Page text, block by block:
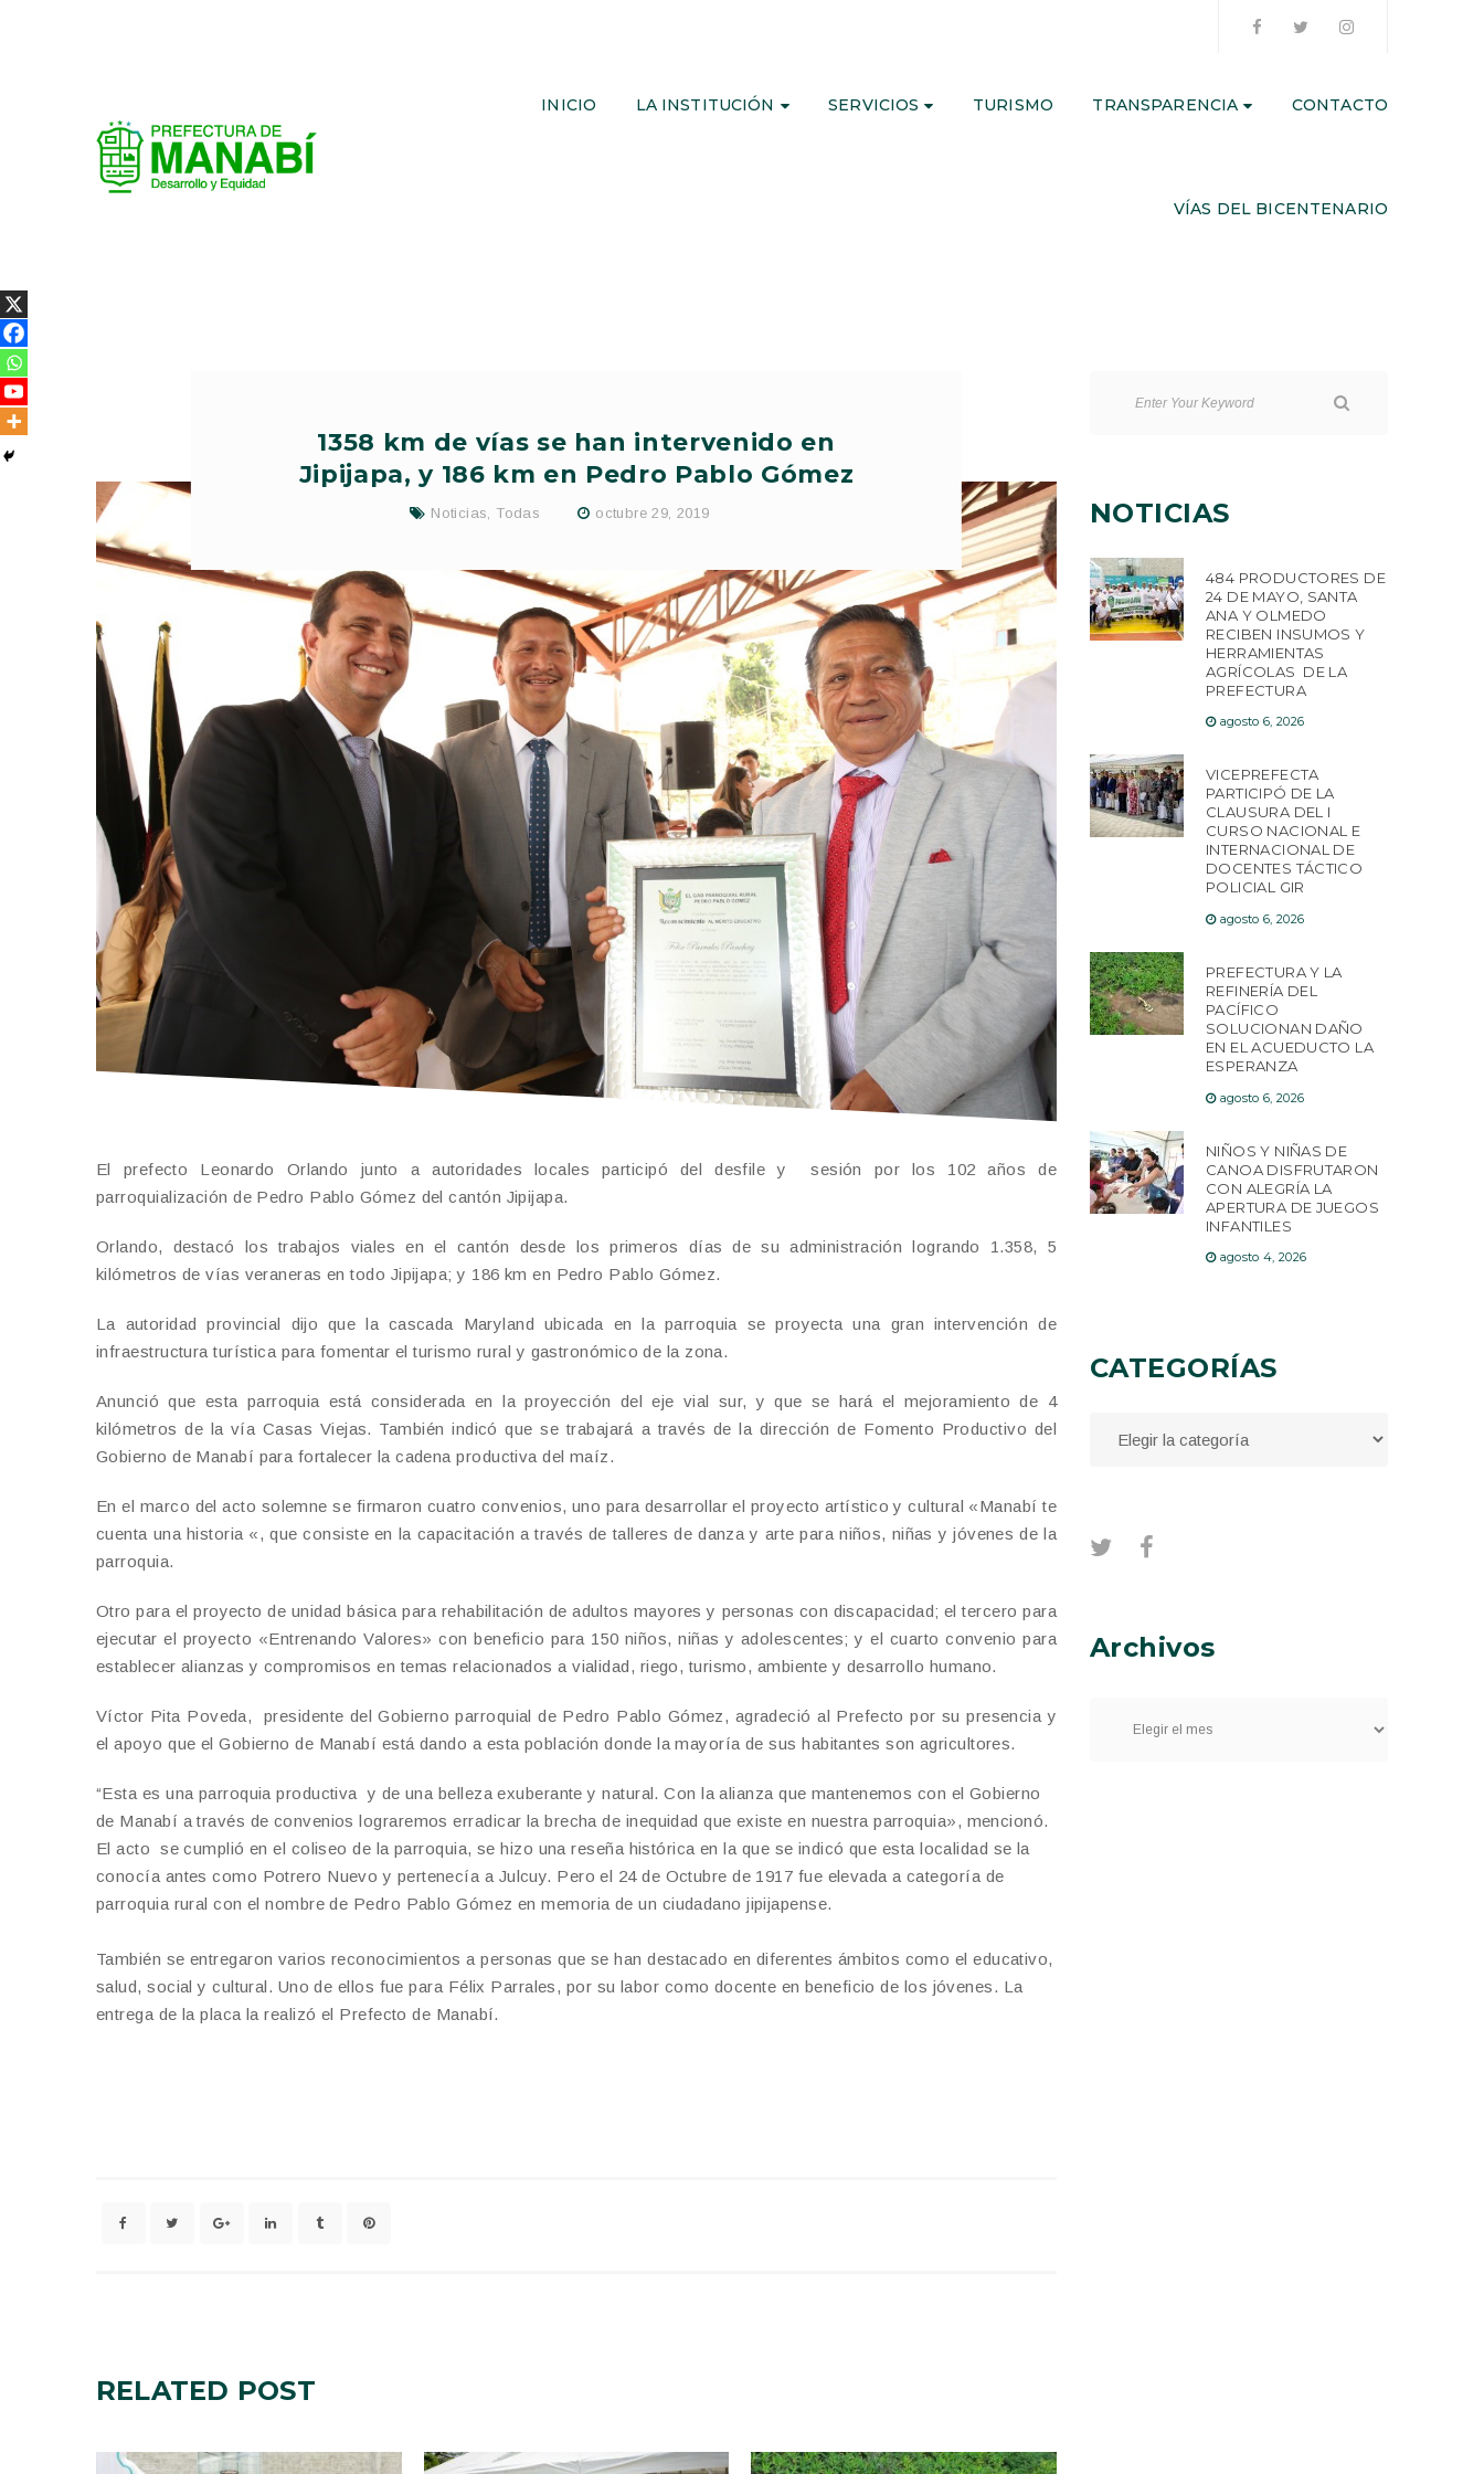
INICIO LA INSTITUCIÓN SERVICIOS TURISMO TRANSPARENCIA CONTACTO
VÍAS DEL BICENTENARIO
1358 km de vías se han intervenido en
Jipijapa, y 186 km en Pedro Pablo Gómez
Noticias, Todas octubre 29, 2019
El prefecto Leonardo Orlando junto a autoridades locales participó del desfile y sesión por los 102 años de
parroquialización de Pedro Pablo Gómez del cantón Jipijapa.
Orlando, destacó los trabajos viales en el cantón desde los primeros días de su administración logrando 1.358, 5
kilómetros de vías veraneras en todo Jipijapa; y 186 km en Pedro Pablo Gómez.
La autoridad provincial dijo que la cascada Maryland ubicada en la parroquia se proyecta una gran intervención de
infraestructura turística para fomentar el turismo rural y gastronómico de la zona.
Anunció que esta parroquia está considerada en la proyección del eje vial sur, y que se hará el mejoramiento de 4
kilómetros de la vía Casas Viejas. También indicó que se trabajará a través de la dirección de Fomento Productivo del
Gobierno de Manabí para fortalecer la cadena productiva del maíz.
En el marco del acto solemne se firmaron cuatro convenios, uno para desarrollar el proyecto artístico y cultural «Manabí te
cuenta una historia «, que consiste en la capacitación a través de talleres de danza y arte para niños, niñas y jóvenes de la
parroquia.
Otro para el proyecto de unidad básica para rehabilitación de adultos mayores y personas con discapacidad; el tercero para
ejecutar el proyecto «Entrenando Valores» con beneficio para 150 niños, niñas y adolescentes; y el cuarto convenio para
establecer alianzas y compromisos en temas relacionados a vialidad, riego, turismo, ambiente y desarrollo humano.
Víctor Pita Poveda, presidente del Gobierno parroquial de Pedro Pablo Gómez, agradeció al Prefecto por su presencia y
el apoyo que el Gobierno de Manabí está dando a esta población donde la mayoría de sus habitantes son agricultores.
“Esta es una parroquia productiva y de una belleza exuberante y natural. Con la alianza que mantenemos con el Gobierno
de Manabí a través de convenios lograremos erradicar la brecha de inequidad que existe en nuestra parroquia», mencionó.
El acto se cumplió en el coliseo de la parroquia, se hizo una reseña histórica en la que se indicó que esta localidad se la
conocía antes como Potrero Nuevo y pertenecía a Julcuy. Pero el 24 de Octubre de 1917 fue elevada a categoría de
parroquia rural con el nombre de Pedro Pablo Gómez en memoria de un ciudadano jipijapense.
También se entregaron varios reconocimientos a personas que se han destacado en diferentes ámbitos como el educativo,
salud, social y cultural. Uno de ellos fue para Félix Parrales, por su labor como docente en beneficio de los jóvenes. La
entrega de la placa la realizó el Prefecto de Manabí.
RELATED POST
NOTICIAS
484 PRODUCTORES DE
24 DE MAYO, SANTA
ANA Y OLMEDO
RECIBEN INSUMOS Y
HERRAMIENTAS
AGRÍCOLAS DE LA
PREFECTURA
agosto 6, 2026
VICEPREFECTA
PARTICIPÓ DE LA
CLAUSURA DEL I
CURSO NACIONAL E
INTERNACIONAL DE
DOCENTES TÁCTICO
POLICIAL GIR
agosto 6, 2026
PREFECTURA Y LA
REFINERÍA DEL
PACÍFICO
SOLUCIONAN DAÑO
EN EL ACUEDUCTO LA
ESPERANZA
agosto 6, 2026
NIÑOS Y NIÑAS DE
CANOA DISFRUTARON
CON ALEGRÍA LA
APERTURA DE JUEGOS
INFANTILES
agosto 4, 2026
CATEGORÍAS
Archivos